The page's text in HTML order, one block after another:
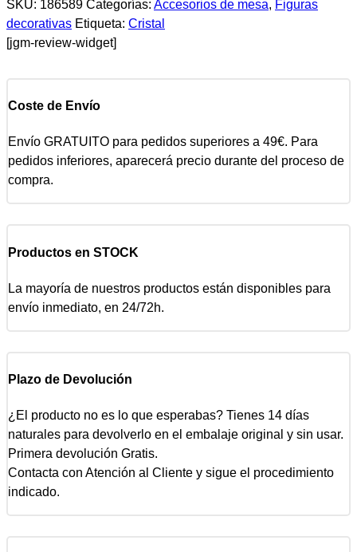
SKU: 186589 Categorías: Accesorios de mesa, Figuras
decorativas Etiqueta: Cristal
[jgm-review-widget]
Coste de Envío
Envío GRATUITO para pedidos superiores a 49€. Para
pedidos inferiores, aparecerá precio durante del proceso de
compra.
Productos en STOCK
La mayoría de nuestros productos están disponibles para
envío inmediato, en 24/72h.
Plazo de Devolución
¿El producto no es lo que esperabas? Tienes 14 días
naturales para devolverlo en el embalaje original y sin usar.
Primera devolución Gratis.
Contacta con Atención al Cliente y sigue el procedimiento
indicado.